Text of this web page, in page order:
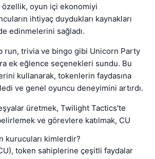
özellik, oyun içi ekonomiyi
ihtiyaç duydukları kaynakları
edinmelerini sağladı.
run, trivia ve bingo gibi Unicorn Party
ek eğlence seçenekleri sundu. Bu
kullanarak, tokenlerin faydasına
ve genel oyuncu deneyimini artırdı.
üretmek, Twilight Tactics'te
ve görevlere katılmak, CU
kurucuları kimlerdir?
token sahiplerine çeşitli faydalar